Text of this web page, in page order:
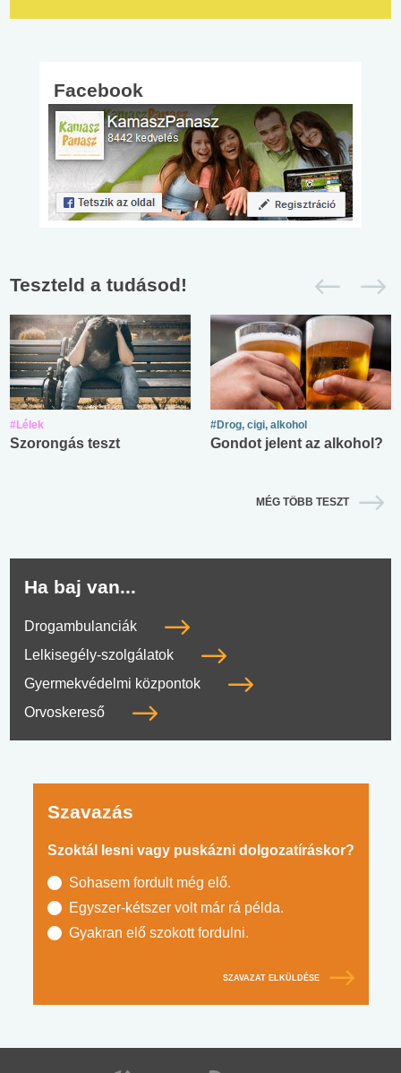
Facebook
Teszteld a tudásod!
#Lélek
Szorongás teszt
#Drog, cigi, alkohol
Gondot jelent az alkohol?
MÉG TÖBB TESZT
Ha baj van...
Drogambulanciák
Lelkisegély-szolgálatok
Gyermekvédelmi központok
Orvoskereső
Szavazás
Szoktál lesni vagy puskázni dolgozatíráskor?
Sohasem fordult még elő.
Egyszer-kétszer volt már rá példa.
Gyakran elő szokott fordulni.
SZAVAZAT ELKÜLDÉSE